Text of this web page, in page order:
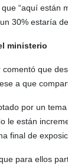
que “aquí están
30% estaría
ministerio
comentó que
a que
por un
le están
final de
para ellos